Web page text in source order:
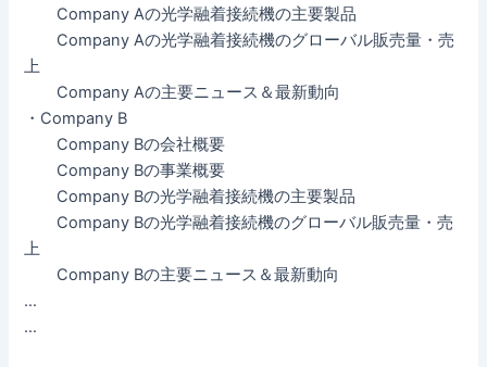
Company Aの光学融着接続機の主要製品
Company Aの光学融着接続機のグローバル販売量・売
上
Company Aの主要ニュース＆最新動向
・Company B
Company Bの会社概要
Company Bの事業概要
Company Bの光学融着接続機の主要製品
Company Bの光学融着接続機のグローバル販売量・売
上
Company Bの主要ニュース＆最新動向
…
…